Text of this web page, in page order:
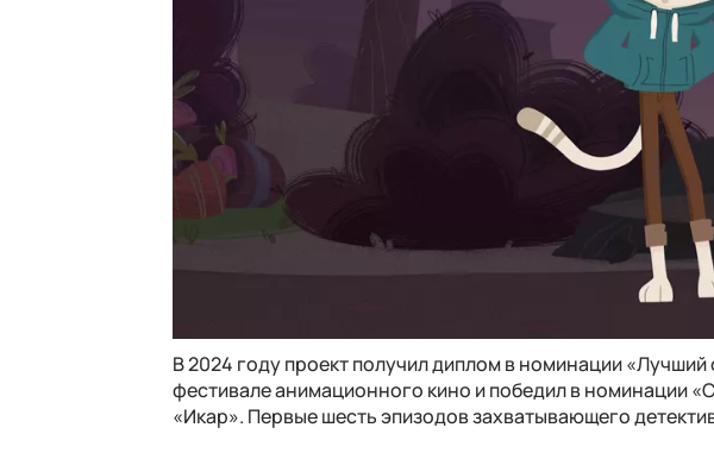
В 2024 году проект получил диплом в номинации
фестивале анимационного кино и победил в номинации
«Икар». Первые шесть эпизодов захватывающего